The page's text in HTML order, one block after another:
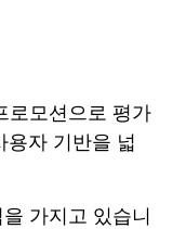
로모션으로 평가
용자 기반을 넓
가지고 있습니